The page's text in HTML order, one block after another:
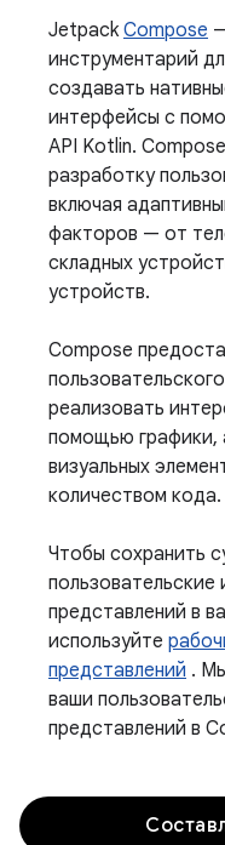
Jetpack Compose
инструментарий
создавать
интерфейсы с
API Kotlin.
разработку
включая
факторов — от
складных
устройств.
Compose
реализовать
помощью графики,
визуальных
количеством кода.
Чтобы сохранить
представлений в
используйте
представлений .
ваши
представлений в